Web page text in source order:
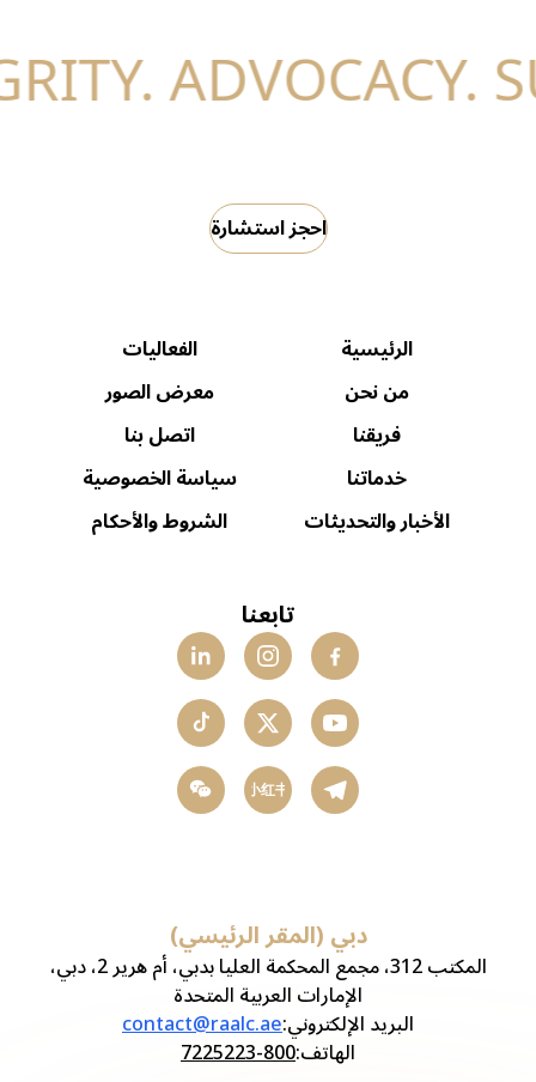
احجز استشارة
الرئيسية
من نحن
فريقنا
خدماتنا
الأخبار والتحديثات
الفعاليات
معرض الصور
اتصل بنا
سياسة الخصوصية
الشروط والأحكام
تابعنا
小红书
دبي (المقر الرئيسي)
المكتب 312، مجمع المحكمة العليا بدبي، أم هرير 2، دبي،
الإمارات العربية المتحدة
البريد الإلكتروني:
contact@raalc.ae
الهاتف:
800-7225223